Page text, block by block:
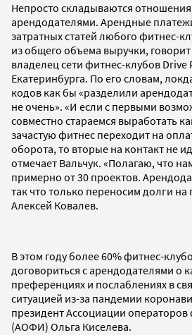
Непросто складываются
арендодателями. Арендные
затратных статей любого фитнес-
из общего объема выручки,
владелец сети фитнес-клубов Drive
Екатеринбурга. По его словам,
кодов как бы «разделили
не очень». «И если с первыми
совместно стараемся выработать
зачастую фитнес переходит на
оборота, то вторые на контакт не
отмечает Вальчук. «Полагаю, что
примерно от 30 проектов.
так что только переносим долги
Алексей Ковалев.
В этом году более 60% фитнес-
договориться с арендодателями о
преференциях и послаблениях в
ситуацией из-за пандемии
президент Ассоциации
(АОФИ) Ольга Киселева.